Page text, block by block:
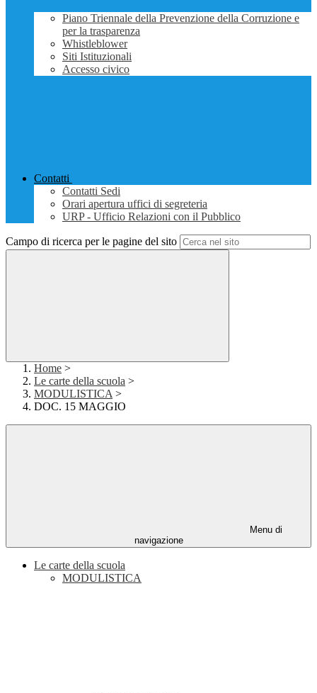
Piano Triennale della Prevenzione della Corruzione e
per la trasparenza
Whistleblower
Siti Istituzionali
Accesso civico
Contatti
Contatti Sedi
Orari apertura uffici di segreteria
URP - Ufficio Relazioni con il Pubblico
Campo di ricerca per le pagine del sito
Home >
Le carte della scuola >
MODULISTICA >
DOC. 15 MAGGIO
Menu di
navigazione
Le carte della scuola
MODULISTICA